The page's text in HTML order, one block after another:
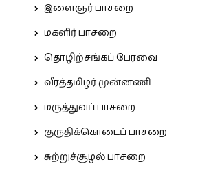
இளைஞர் பாசறை
மகளிர் பாசறை
தொழிற்சங்கப் பேரவை
வீரத்தமிழர் முன்னணி
மருத்துவப் பாசறை
குருதிக்கொடைப் பாசறை
சுற்றுச்சூழல் பாசறை